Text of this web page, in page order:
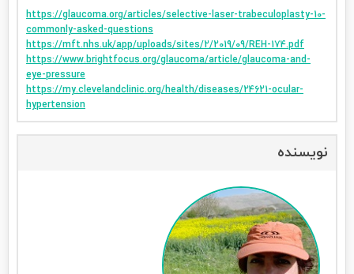
https://glaucoma.org/articles/selective-laser-trabeculoplasty-10-
commonly-asked-questions
https://mft.nhs.uk/app/uploads/sites/2/2019/09/REH-174.pdf
https://www.brightfocus.org/glaucoma/article/glaucoma-and-
eye-pressure
https://my.clevelandclinic.org/health/diseases/24621-ocular-
hypertension
نویسنده